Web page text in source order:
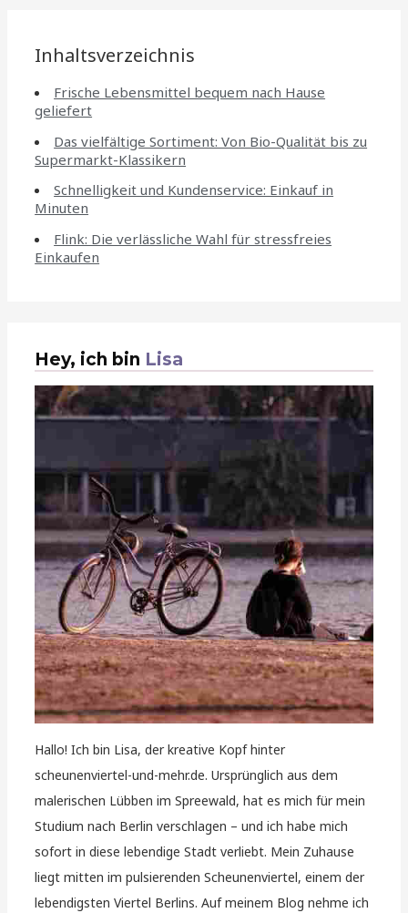
Inhaltsverzeichnis
Frische Lebensmittel bequem nach Hause
geliefert
Das vielfältige Sortiment: Von Bio-Qualität bis zu
Supermarkt-Klassikern
Schnelligkeit und Kundenservice: Einkauf in
Minuten
Flink: Die verlässliche Wahl für stressfreies
Einkaufen
Hey, ich bin Lisa
Hallo! Ich bin Lisa, der kreative Kopf hinter
scheunenviertel-und-mehr.de. Ursprünglich aus dem
malerischen Lübben im Spreewald, hat es mich für mein
Studium nach Berlin verschlagen – und ich habe mich
sofort in diese lebendige Stadt verliebt. Mein Zuhause
liegt mitten im pulsierenden Scheunenviertel, einem der
lebendigsten Viertel Berlins. Auf meinem Blog nehme ich